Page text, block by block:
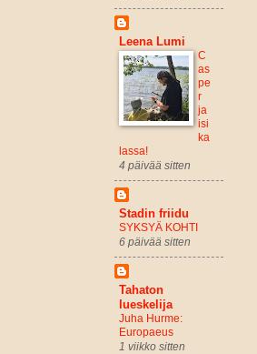
Leena Lumi
C
as
pe
r
ja
isi
ka
lassa!
4 päivää sitten
Stadin friidu
SYKSYÄ KOHTI
6 päivää sitten
Tahaton
lueskelija
Juha Hurme:
Europaeus
1 viikko sitten